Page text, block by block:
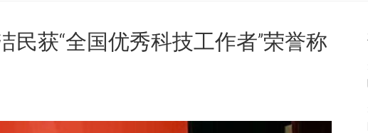
民获“全国优秀科技工作者”荣誉称